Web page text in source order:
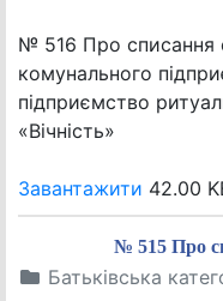
№ 516 Про списання
комунального
підприємство
«Вічність»
Завантажити 42.00
№ 515 Про
Батьківська